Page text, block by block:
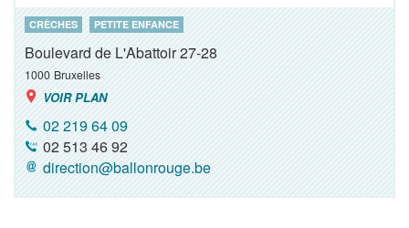
CRÈCHES PETITE ENFANCE
Boulevard de L'Abattoir 27-28
1000 Bruxelles
VOIR PLAN
02 219 64 09
02 513 46 92
direction@ballonrouge.be